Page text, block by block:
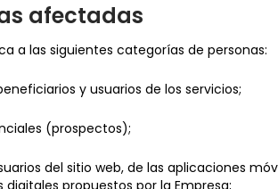
afectadas
a las siguientes categorías de personas:
y usuarios de los servicios;
(prospectos);
del sitio web, de las aplicaciones
digitales propuestos por la Empresa;